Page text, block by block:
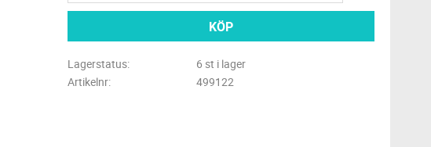
KÖP
Lagerstatus
6 st i lager
Artikelnr
499122